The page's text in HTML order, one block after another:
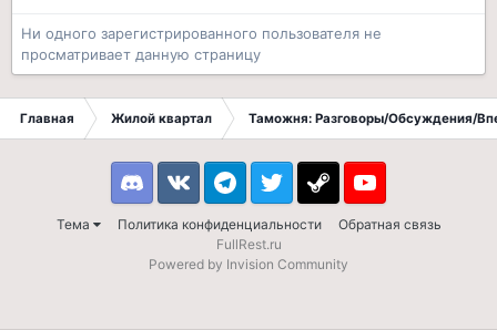
Ни одного зарегистрированного пользователя не
просматривает данную страницу
Главная Жилой квартал Таможня: Разговоры/Обсуждения/
Тема Политика конфиденциальности Обратная связь
DiscordVK TelegramTwitter Steam Youtube
FullRest.ru
Powered by Invision Community